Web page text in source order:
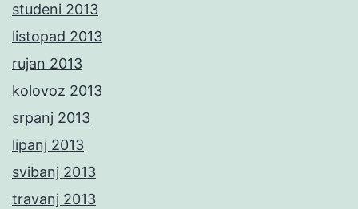
studeni 2013
listopad 2013
rujan 2013
kolovoz 2013
srpanj 2013
lipanj 2013
svibanj 2013
travanj 2013